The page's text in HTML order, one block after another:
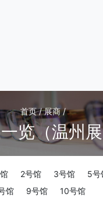
首页 / 展商 /
览（温州
2号馆 3号馆 5号
馆 9号馆 10号馆